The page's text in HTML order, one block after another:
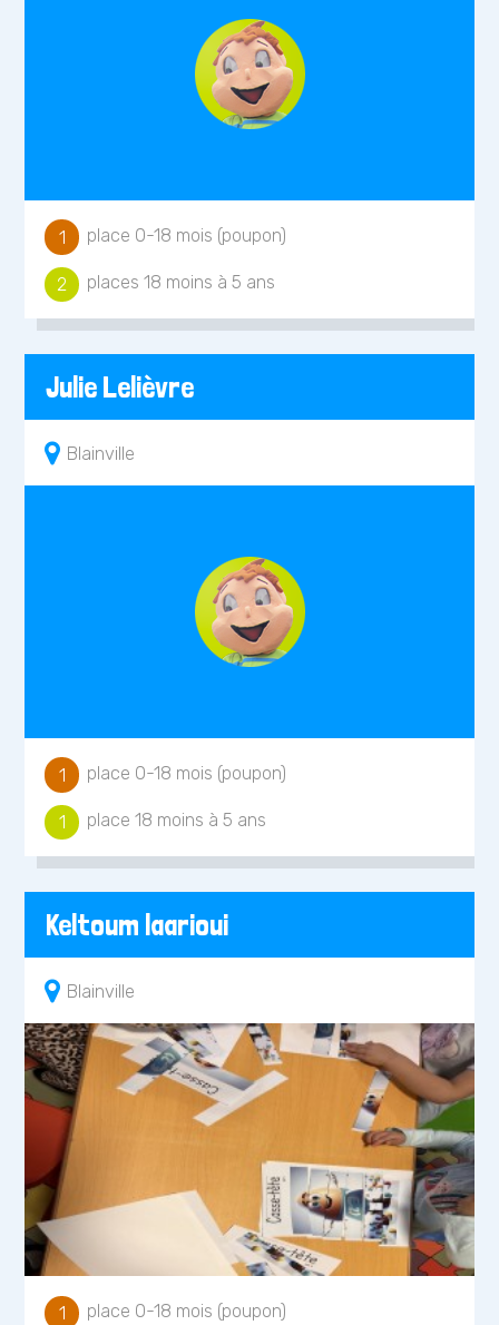
1 place 0-18 mois (poupon)
2 places 18 moins à 5 ans
Julie Lelièvre
Blainville
1 place 0-18 mois (poupon)
1 place 18 moins à 5 ans
Keltoum laarioui
Blainville
1 place 0-18 mois (poupon)